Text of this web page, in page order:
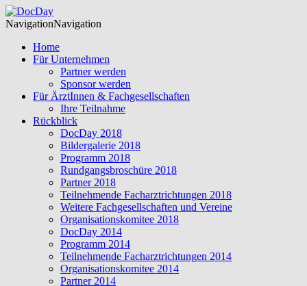
NavigationNavigation
Home
Für Unternehmen
Partner werden
Sponsor werden
Für ÄrztInnen & Fachgesellschaften
Ihre Teilnahme
Rückblick
DocDay 2018
Bildergalerie 2018
Programm 2018
Rundgangsbroschüre 2018
Partner 2018
Teilnehmende Facharztrichtungen 2018
Weitere Fachgesellschaften und Vereine
Organisationskomitee 2018
DocDay 2014
Programm 2014
Teilnehmende Facharztrichtungen 2014
Organisationskomitee 2014
Partner 2014